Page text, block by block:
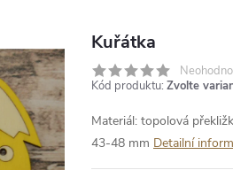
Kuřátka
Kód produktu: Zvolte
Materiál: topolová
43-48 mm Detailní